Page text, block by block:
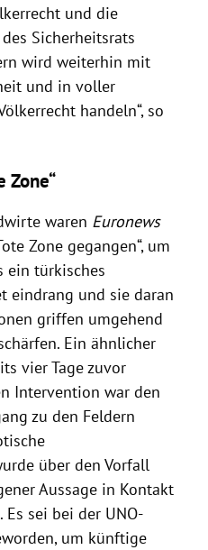
und die
Sicherheitsrats
wird weiterhin mit
und in voller
handeln“, so
Zone“
waren Euronews
Zone gegangen“, um
ein türkisches
eindrang und sie daran
griffen umgehend
Ein ähnlicher
vier Tage zuvor
Intervention war den
zu den Feldern
über den Vorfall
Aussage in Kontakt
sei bei der UNO-
um künftige